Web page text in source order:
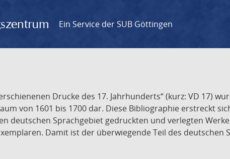
Ein Service der SUB Göttingen
Drucke des 17. Jahrhunderts“ (kurz: VD 17)
von 1601 bis 1700 dar. Diese Bibliographie erstreckt
deutschen Sprachgebiet gedruckten und verlegten
Damit ist der überwiegende Teil des